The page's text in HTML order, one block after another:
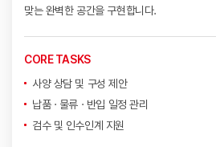
맞는 완벽한 공간을 구현합니다.
CORE TASKS
사양 상담 및 구성 제안
납품 · 물류 · 반입 일정 관리
검수 및 인수인계 지원